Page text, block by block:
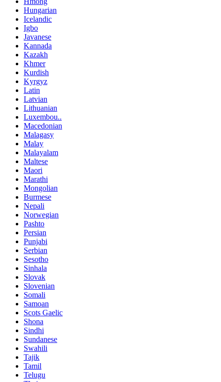
Hungarian
Icelandic
Igbo
Javanese
Kannada
Kazakh
Khmer
Kurdish
Kyrgyz
Latin
Latvian
Lithuanian
Luxembou..
Macedonian
Malagasy
Malay
Malayalam
Maltese
Maori
Marathi
Mongolian
Burmese
Nepali
Norwegian
Pashto
Persian
Punjabi
Serbian
Sesotho
Sinhala
Slovak
Slovenian
Somali
Samoan
Scots Gaelic
Shona
Sindhi
Sundanese
Swahili
Tajik
Tamil
Telugu